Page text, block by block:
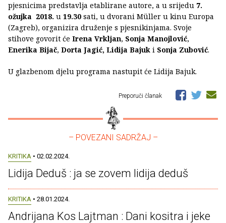
pjesnicima predstavlja etablirane autore, a u srijedu 7.
ožujka 2018. u 19.30 sati, u dvorani Müller u kinu Europa
(Zagreb), organizira druženje s pjesnikinjama. Svoje
stihove govorit će Irena Vrkljan, Sonja Manojlović,
Enerika Bijač, Dorta Jagić, Lidija Bajuk i Sonja Zubović.
U glazbenom djelu programa nastupit će Lidija Bajuk.
Preporuči članak
– POVEZANI SADRŽAJ –
KRITIKA • 02.02.2024.
Lidija Deduš : ja se zovem lidija deduš
KRITIKA • 28.01.2024.
Andrijana Kos Lajtman : Dani kositra i jeke